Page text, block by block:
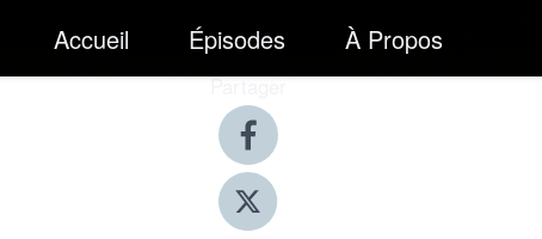
Accueil Épisodes À Propos
Partager